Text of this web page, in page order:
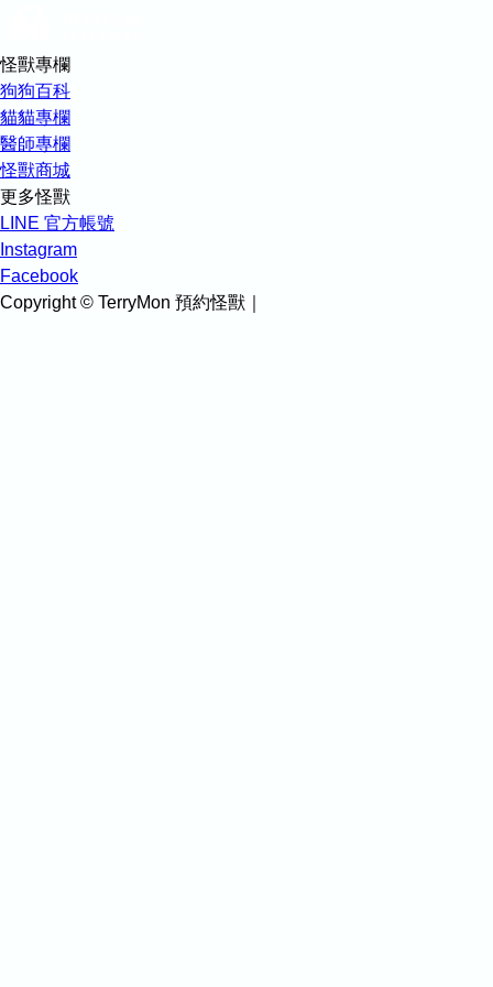
怪獸專欄
狗狗百科
貓貓專欄
醫師專欄
怪獸商城
更多怪獸
LINE 官方帳號
Instagram
Facebook
Copyright © TerryMon 預約怪獸｜